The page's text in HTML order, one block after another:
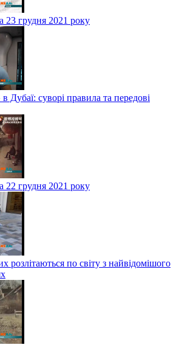
23 грудня 2021 року
Дубаї: суворі правила та передові
22 грудня 2021 року
розлітаються по світу з найвідомішого